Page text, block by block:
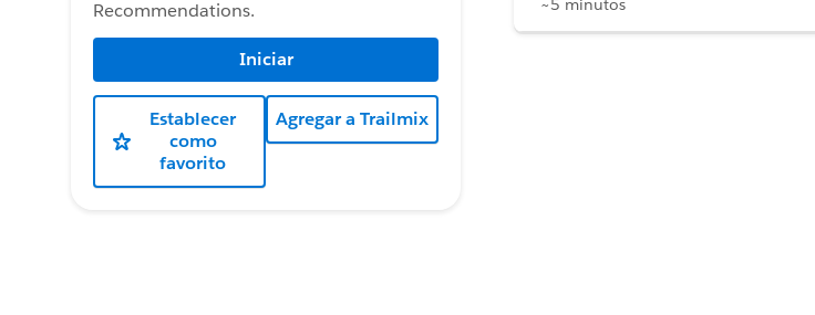
Recommendations.
Iniciar
Establecer
como
favorito
Agregar a Trailmix
~5 minutos